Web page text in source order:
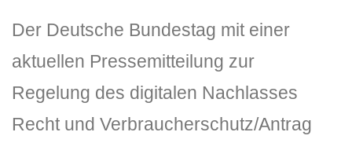
Der Deutsche Bundestag mit einer
aktuellen Pressemitteilung zur
Regelung des digitalen Nachlasses
Recht und Verbraucherschutz/Antrag